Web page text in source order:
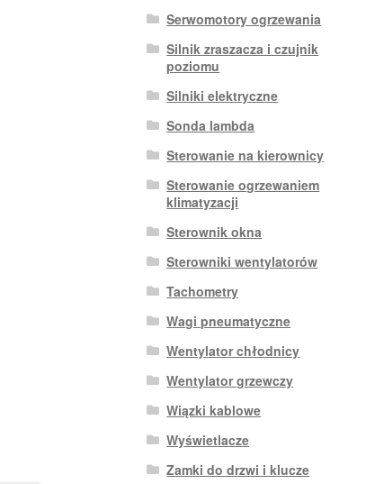
Serwomotory ogrzewania
Silnik zraszacza i czujnik
poziomu
Silniki elektryczne
Sonda lambda
Sterowanie na kierownicy
Sterowanie ogrzewaniem
klimatyzacji
Sterownik okna
Sterowniki wentylatorów
Tachometry
Wagi pneumatyczne
Wentylator chłodnicy
Wentylator grzewczy
Wiązki kablowe
Wyświetlacze
Zamki do drzwi i klucze